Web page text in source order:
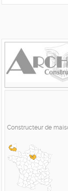
Constructeur de